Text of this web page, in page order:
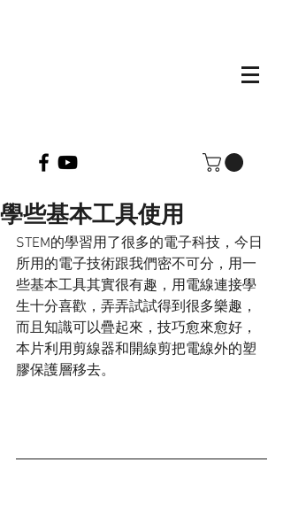
學些基本工具使用
STEM的學習用了很多的電子科技，今日
所用的電子技術跟我們密不可分，用一
些基本工具其實很有趣，用電線連接學
生十分喜歡，弄弄試試得到很多樂趣，
而且知識可以疊起來，技巧愈來愈好，
本片利用剪線器和開線剪把電線外的塑
膠保護層移去。